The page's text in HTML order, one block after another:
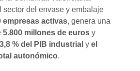
sector del envase y embalaje
empresas activas, genera una
millones de euros y
% del PIB industrial yel
autonómico.